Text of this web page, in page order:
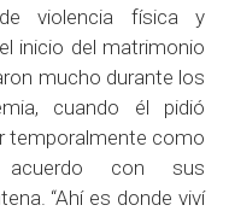
violencia física y
inicio del matrimonio
mucho durante los
cuando él pidió
temporalmente como
acuerdo con sus
“Ahí es donde viví